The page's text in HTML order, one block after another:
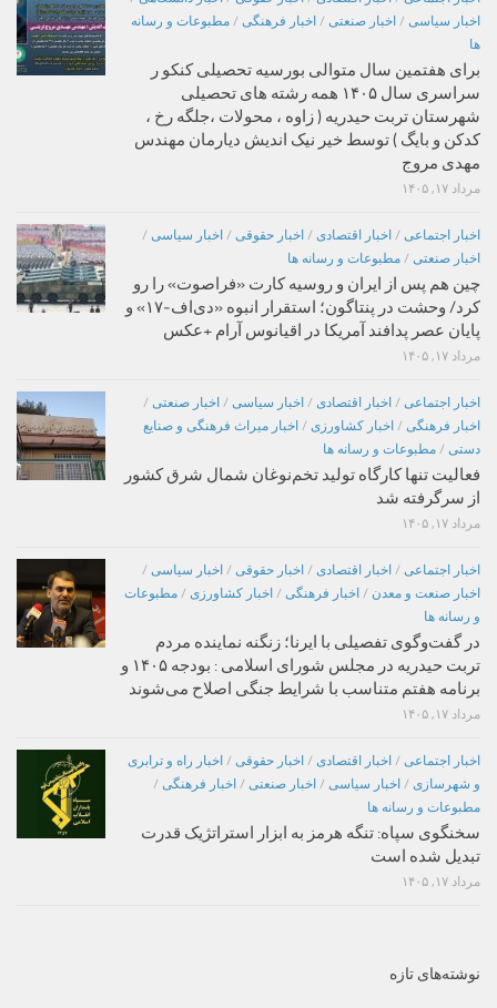
اخبار سیاسی / اخبار صنعتی / اخبار فرهنگی / مطبوعات و رسانه
ها
برای هفتمین سال متوالی بورسیه تحصیلی کنکو ر
سراسری سال ۱۴۰۵ همه رشته های تحصیلی
شهرستان تربت حیدریه ( زاوه ، محولات ،جلگه رخ ،
کدکن و بایگ ) توسط خیر نیک اندیش دیارمان مهندس
مهدی مروج
مرداد ۱۷, ۱۴۰۵
اخبار اجتماعی / اخبار اقتصادی / اخبار حقوقی / اخبار سیاسی /
اخبار صنعتی / مطبوعات و رسانه ها
چین هم پس از ایران و روسیه کارت «فراصوت» را رو
کرد/ وحشت در پنتاگون؛ استقرار انبوه «دی‌اف‑۱۷» و
پایان عصر پدافند آمریکا در اقیانوس آرام +عکس
مرداد ۱۷, ۱۴۰۵
اخبار اجتماعی / اخبار اقتصادی / اخبار سیاسی / اخبار صنعتی /
اخبار فرهنگی / اخبار کشاورزی / اخبار میراث فرهنگی و صنایع
دستی / مطبوعات و رسانه ها
فعالیت تنها کارگاه تولید تخم‌نوغان شمال شرق کشور
از سرگرفته شد
مرداد ۱۷, ۱۴۰۵
اخبار اجتماعی / اخبار اقتصادی / اخبار حقوقی / اخبار سیاسی /
اخبار صنعت و معدن / اخبار فرهنگی / اخبار کشاورزی / مطبوعات
و رسانه ها
در گفت‌وگوی تفصیلی با ایرنا؛ زنگنه نماینده مردم
تربت حیدریه در مجلس شورای اسلامی : بودجه ۱۴۰۵ و
برنامه هفتم متناسب با شرایط جنگی اصلاح می‌شوند
مرداد ۱۷, ۱۴۰۵
اخبار اجتماعی / اخبار اقتصادی / اخبار حقوقی / اخبار راه و ترابری
و شهرسازی / اخبار سیاسی / اخبار صنعتی / اخبار فرهنگی /
مطبوعات و رسانه ها
سخنگوی سپاه: تنگه هرمز به ابزار استراتژیک قدرت
تبدیل شده است
مرداد ۱۷, ۱۴۰۵
نوشته‌های تازه